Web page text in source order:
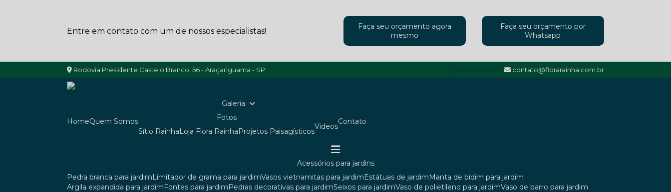
Entre em contato com um de nossos especialistas!
Faça seu orçamento agora
mesmo
Faça seu orçamento por
Whatsapp
Rodovia Presidente Castelo Branco, 56 - Araçariguama - SP contato@florarainha.com.br
Home Quem Somos
Galeria
Fotos
Sítio Rainha
Loja Flora Rainha Projetos Paisagísticos
Videos
Contato
acessórios para jardins
pedra branca para jardim
limitador de grama para jardim vasos vietnamitas para jardim estátuas de jardim
manta de bidim para jardim
argila expandida para jardim
fontes para jardim pedras decorativas para jardim seixos para jardim vaso de polietileno para jardim vaso de barro para jardim